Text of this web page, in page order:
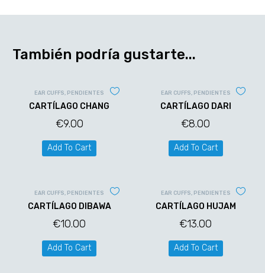
También podría gustarte...
EAR CUFFS, PENDIENTES
CARTÍLAGO CHANG
€9.00
Add To Cart
EAR CUFFS, PENDIENTES
CARTÍLAGO DARI
€8.00
Add To Cart
EAR CUFFS, PENDIENTES
CARTÍLAGO DIBAWA
€10.00
Add To Cart
EAR CUFFS, PENDIENTES
CARTÍLAGO HUJAM
€13.00
Add To Cart